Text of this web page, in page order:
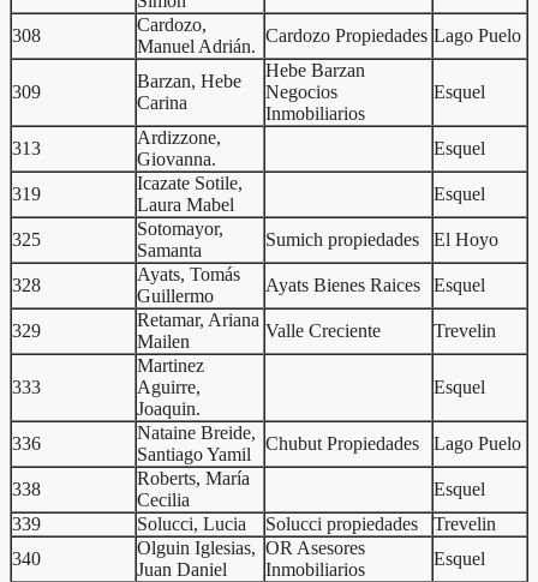
308
Cardozo,
Manuel Adrián.
Cardozo Propiedades Lago Puelo
309
Barzan, Hebe
Carina
Hebe Barzan
Negocios
Inmobiliarios
Esquel
313
Ardizzone,
Giovanna.
Esquel
319
Icazate Sotile,
Laura Mabel
Esquel
325
Sotomayor,
Samanta
Sumich propiedades El Hoyo
328
Ayats, Tomás
Guillermo
Ayats Bienes Raices Esquel
329
Retamar, Ariana
Mailen
Valle Creciente Trevelin
333
Martinez
Aguirre,
Joaquin.
Esquel
336
Nataine Breide,
Santiago Yamil
Chubut Propiedades Lago Puelo
338
Roberts, María
Cecilia
Esquel
339
Solucci, Lucia Solucci propiedades
Trevelin
340
Olguin Iglesias,
Juan Daniel
OR Asesores
Inmobiliarios
Esquel